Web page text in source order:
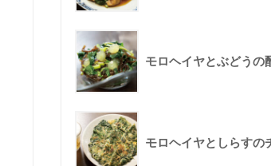
モロヘイヤとぶどうの
モロヘイヤとしらすの